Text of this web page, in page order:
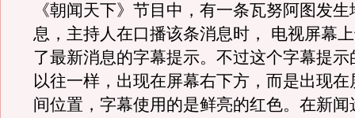
《朝闻天下》节目中，有一条瓦努阿图发
息，主持人在口播该条消息时， 电视屏幕
了最新消息的字幕提示。不过这个字幕提示
以往一样，出现在屏幕右下方，而是出现
间位置，字幕使用的是鲜亮的红色。在新闻